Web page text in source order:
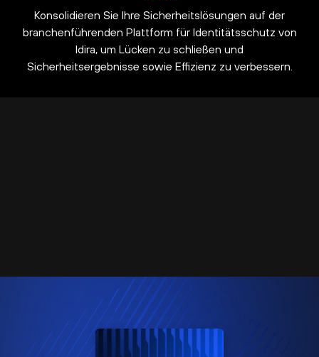
Konsolidieren Sie Ihre Sicherheitslösungen auf der
branchenführenden Plattform für Identitätsschutz von
Idira, um Lücken zu schließen und
Sicherheitsergebnisse sowie Effizienz zu verbessern.